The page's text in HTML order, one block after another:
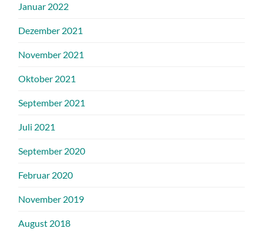
Januar 2022
Dezember 2021
November 2021
Oktober 2021
September 2021
Juli 2021
September 2020
Februar 2020
November 2019
August 2018